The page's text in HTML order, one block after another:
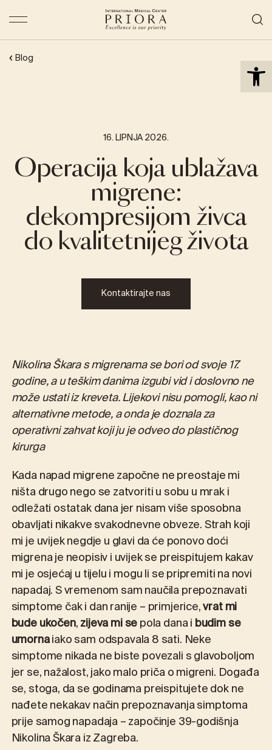
Blog
16. LIPNJA 2026.
Operacija koja ublažava
migrene:
dekompresijom živca
do kvalitetnijeg života
Kontaktirajte nas
Nikolina Škara s migrenama se bori od svoje 17.
godine, a u teškim danima izgubi vid i doslovno ne
može ustati iz kreveta. Lijekovi nisu pomogli, kao ni
alternativne metode, a onda je doznala za
operativni zahvat koji ju je odveo do plastičnog
kirurga
Kada napad migrene započne ne preostaje mi
ništa drugo nego se zatvoriti u sobu u mrak i
odležati ostatak dana jer nisam više sposobna
obavljati nikakve svakodnevne obveze. Strah koji
mi je uvijek negdje u glavi da će ponovo doći
migrena je neopisiv i uvijek se preispitujem kakav
mi je osjećaj u tijelu i mogu li se pripremiti na novi
napadaj. S vremenom sam naučila prepoznavati
simptome čak i dan ranije – primjerice,vrat mi
bude ukočen,zijeva mi sepola dana ibudim se
umornaiako sam odspavala 8 sati. Neke
simptome nikada ne biste povezali s glavoboljom
jer se, nažalost, jako malo priča o migreni. Događa
se, stoga, da se godinama preispitujete dok ne
nađete nekakav način prepoznavanja simptoma
prije samog napadaja – započinje 39-godišnja
Nikolina Škara iz Zagreba.